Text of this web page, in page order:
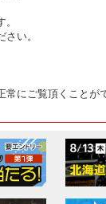
い。
にご覧頂くこと